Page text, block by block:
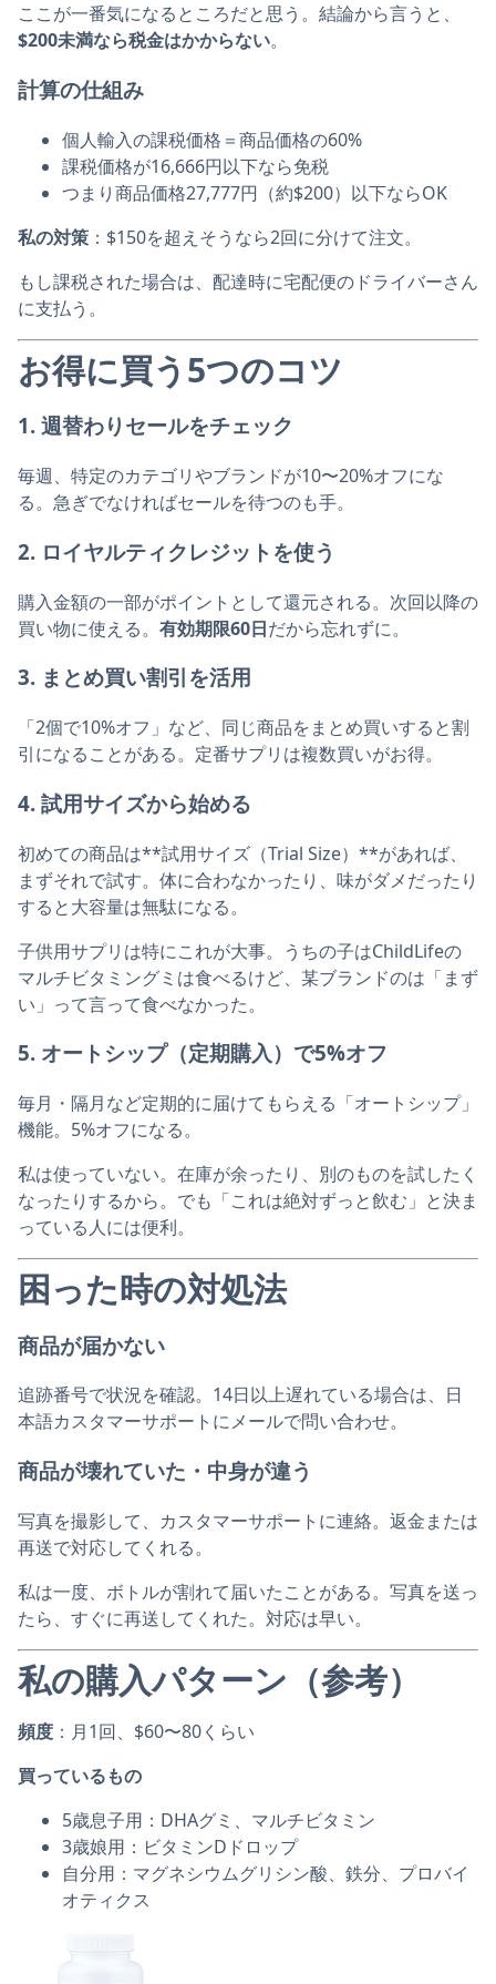
ここが一番気になるところだと思う。結論から言うと、
$200未満なら税金はかからない。
計算の仕組み
個人輸入の課税価格＝商品価格の60%
課税価格が16,666円以下なら免税
つまり商品価格27,777円（約$200）以下ならOK
私の対策 ：$150を超えそうなら2回に分けて注文。
もし課税された場合は、配達時に宅配便のドライバーさん
に支払う。
お得に買う5つのコツ
1. 週替わりセールをチェック
毎週、特定のカテゴリやブランドが10〜20%オフにな
る。急ぎでなければセールを待つのも手。
2. ロイヤルティクレジットを使う
購入金額の一部がポイントとして還元される。次回以降の
買い物に使える。 有効期限60日だから忘れずに。
3. まとめ買い割引を活用
「2個で10%オフ」など、同じ商品をまとめ買いすると割
引になることがある。定番サプリは複数買いがお得。
4. 試用サイズから始める
初めての商品は**試用サイズ（Trial Size）**があれば、
まずそれで試す。体に合わなかったり、味がダメだったり
すると大容量は無駄になる。
子供用サプリは特にこれが大事。うちの子はChildLifeの
マルチビタミングミは食べるけど、某ブランドのは「まず
い」って言って食べなかった。
5. オートシップ（定期購入）で5%オフ
毎月・隔月など定期的に届けてもらえる「オートシップ」
機能。5%オフになる。
私は使っていない。在庫が余ったり、別のものを試したく
なったりするから。でも「これは絶対ずっと飲む」と決ま
っている人には便利。
困った時の対処法
商品が届かない
追跡番号で状況を確認。14日以上遅れている場合は、日
本語カスタマーサポートにメールで問い合わせ。
商品が壊れていた・中身が違う
写真を撮影して、カスタマーサポートに連絡。返金または
再送で対応してくれる。
私は一度、ボトルが割れて届いたことがある。写真を送っ
たら、すぐに再送してくれた。対応は早い。
私の購入パターン（参考）
頻度 ：月1回、$60〜80くらい
買っているもの
5歳息子用：DHAグミ、マルチビタミン
3歳娘用：ビタミンDドロップ
自分用：マグネシウムグリシン酸、鉄分、プロバイ
オティクス